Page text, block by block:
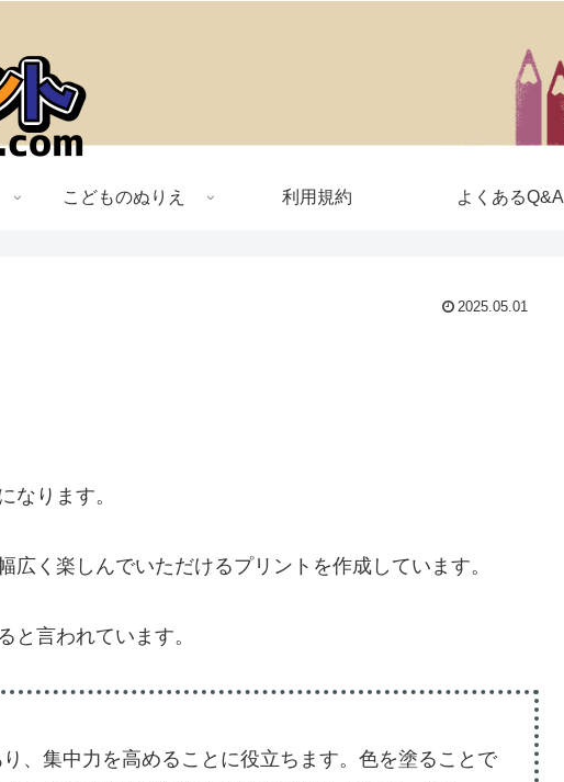
こどものぬりえ 利用規約 よくあるQ&A
2025.05.01
なります。
広く楽しんでいただけるプリントを作成しています。
と言われています。
、集中力を高めることに役立ちます。色を塗ることで